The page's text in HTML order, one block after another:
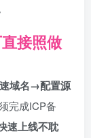
接照做
域名→配置源
完成ICP备
速上线不耽